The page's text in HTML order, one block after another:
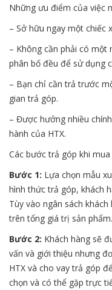
Những ưu điểm của việc
– Sở hữu ngay một chiếc
– Không cần phải có một
phân bố đều để sử dụng
– Bạn chỉ cần trả trước
gian trả góp.
– Được hưởng nhiều
hành của HTX.
Các bước trả góp khi mua
Bước 1: Lựa chọn mẫu
hình thức trả góp, khách
Tùy vào ngân sách
trên tổng giá trị sản phẩm.
Bước 2: Khách hàng sẽ
vấn và giới thiệu nhưng
HTX và cho vay trả góp
chọn và có thể gặp trực